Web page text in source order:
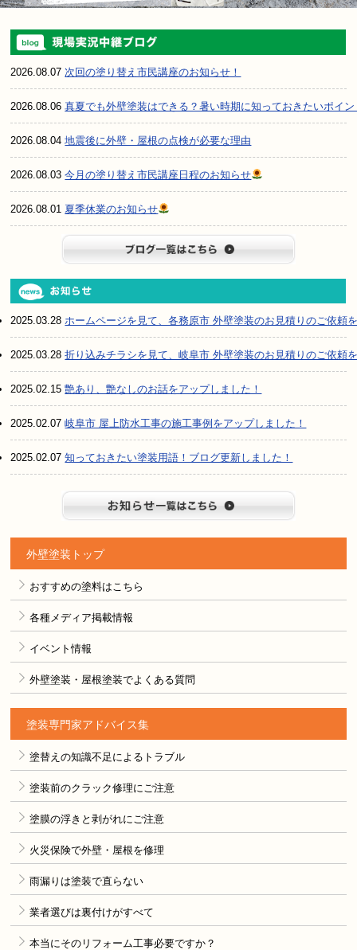
2026.08.07次回の塗り替え市民講座のお知らせ！
2026.08.06真夏でも外壁塗装はできる？暑い時期に知っておきたいポイン
2026.08.04地震後に外壁・屋根の点検が必要な理由
2026.08.03今月の塗り替え市民講座日程のお知らせ
2026.08.01 夏季休業のお知らせ
2025.03.28ホームページを見て、各務原市 外壁塗装のお見積りのご依頼
2025.03.28折り込みチラシを見て、岐阜市 外壁塗装のお見積りのご依頼
2025.02.15艶あり、艶なしのお話をアップしました！
2025.02.07岐阜市 屋上防水工事の施工事例をアップしました！
2025.02.07知っておきたい塗装用語！ブログ更新しました！
外壁塗装トップ
おすすめの塗料はこちら
各種メディア掲載情報
イベント情報
外壁塗装・屋根塗装でよくある質問
塗装専門家アドバイス集
塗替えの知識不足によるトラブル
塗装前のクラック修理にご注意
塗膜の浮きと剥がれにご注意
火災保険で外壁・屋根を修理
雨漏りは塗装で直らない
業者選びは裏付けがすべて
本当にそのリフォーム工事必要ですか？